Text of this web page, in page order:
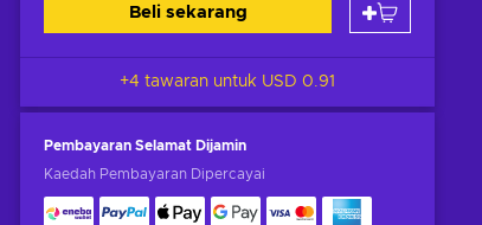
Beli sekarang
+4 tawaran untuk USD 0.91
Pembayaran Selamat Dijamin
Kaedah Pembayaran Dipercayai